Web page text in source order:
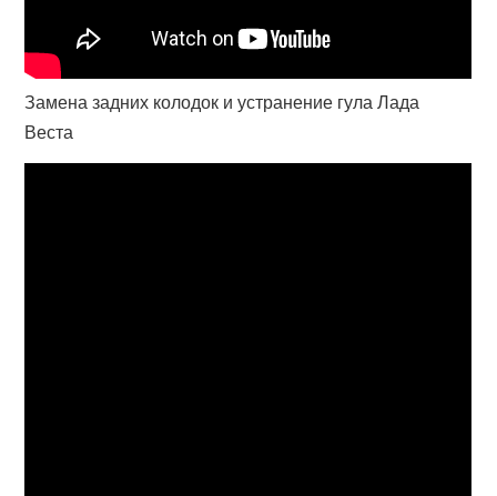
Замена задних колодок и устранение гула Лада
Веста